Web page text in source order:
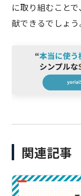
に取り組むこと
献できるでしょう
関連記事